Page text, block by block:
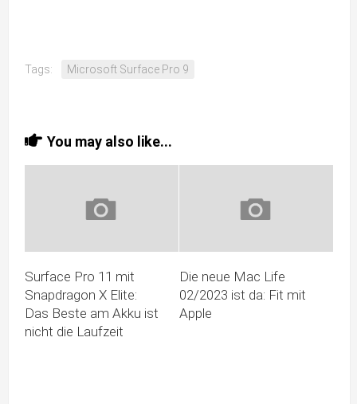
Tags: Microsoft Surface Pro 9
You may also like...
Surface Pro 11 mit
Snapdragon X Elite:
Das Beste am Akku ist
nicht die Laufzeit
Die neue Mac Life
02/2023 ist da: Fit mit
Apple